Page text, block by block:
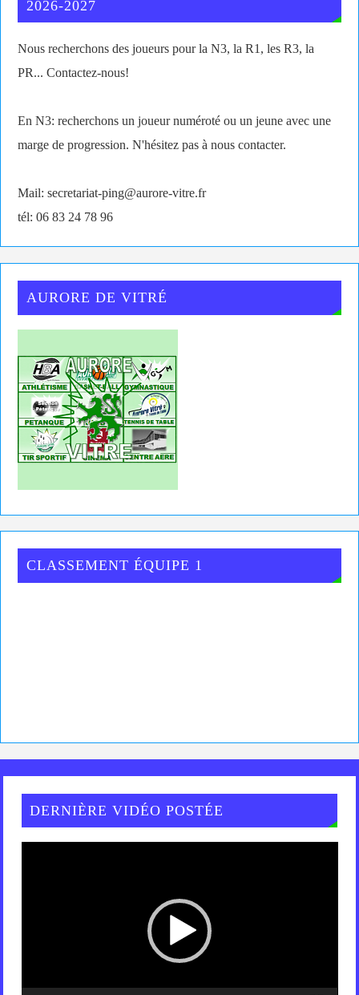
2026-2027
Nous recherchons des joueurs pour la N3, la R1, les R3, la
PR... Contactez-nous!
En N3: recherchons un joueur numéroté ou un jeune avec une
marge de progression. N'hésitez pas à nous contacter.
Mail: secretariat-ping@aurore-vitre.fr
tél: 06 83 24 78 96
AURORE DE VITRÉ
CLASSEMENT ÉQUIPE 1
DERNIÈRE VIDÉO POSTÉE